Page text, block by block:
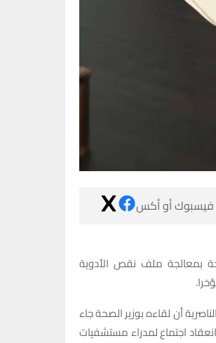
فيسبوك أو أكس
بمعالجة ملف نقص الأدوية
أن لقاءه بوزير الصحة جاء
اجتماع لمدراء مستشفيات